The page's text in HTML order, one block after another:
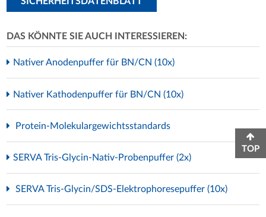
DAS KÖNNTE SIE AUCH INTERESSIEREN:
Nativer Anodenpuffer für BN/CN (10x)
Nativer Kathodenpuffer für BN/CN (10x)
Protein-Molekulargewichtsstandards
SERVA Tris-Glycin-Nativ-Probenpuffer (2x)
SERVA Tris-Glycin/SDS-Elektrophoresepuffer (10x)
TOP